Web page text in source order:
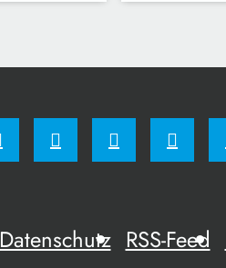
Datenschutz RSS-Feed